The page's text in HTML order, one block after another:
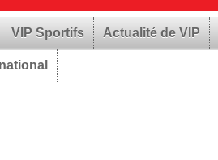
VIP Sportifs Actualité de VIP